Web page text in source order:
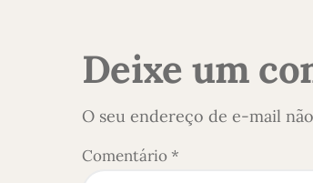
Deixe um
O seu endereço de e-mail
Comentário*